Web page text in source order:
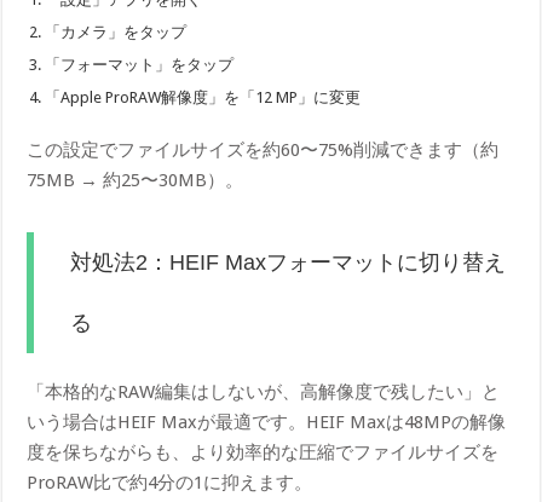
「カメラ」をタップ
「フォーマット」をタップ
「Apple ProRAW解像度」を「12 MP」に変更
この設定でファイルサイズを約60〜75%削減できます（約
75MB → 約25〜30MB）。
対処法2：HEIF Maxフォーマットに切り替え
る
「本格的なRAW編集はしないが、高解像度で残したい」と
いう場合はHEIF Maxが最適です。HEIF Maxは48MPの解像
度を保ちながらも、より効率的な圧縮でファイルサイズを
ProRAW比で約4分の1に抑えます。